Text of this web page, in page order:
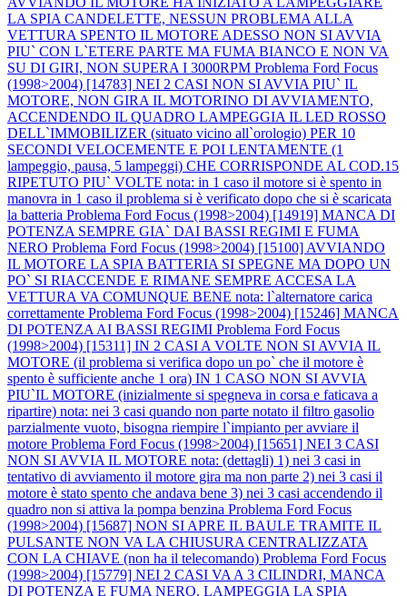
LA SPIA CANDELETTE, NESSUN PROBLEMA ALLA
VETTURA SPENTO IL MOTORE ADESSO NON SI AVVIA
PIU` CON L`ETERE PARTE MA FUMA BIANCO E NON VA
SU DI GIRI, NON SUPERA I 3000RPM Problema Ford Focus
(1998>2004) [14783] NEI 2 CASI NON SI AVVIA PIU` IL
MOTORE, NON GIRA IL MOTORINO DI AVVIAMENTO,
ACCENDENDO IL QUADRO LAMPEGGIA IL LED ROSSO
DELL`IMMOBILIZER (situato vicino all`orologio) PER 10
SECONDI VELOCEMENTE E POI LENTAMENTE (1
lampeggio, pausa, 5 lampeggi) CHE CORRISPONDE AL COD.15
RIPETUTO PIU` VOLTE nota: in 1 caso il motore si è spento in
manovra in 1 caso il problema si è verificato dopo che si è scaricata
la batteria Problema Ford Focus (1998>2004) [14919] MANCA DI
POTENZA SEMPRE GIA` DAI BASSI REGIMI E FUMA
NERO Problema Ford Focus (1998>2004) [15100] AVVIANDO
IL MOTORE LA SPIA BATTERIA SI SPEGNE MA DOPO UN
PO` SI RIACCENDE E RIMANE SEMPRE ACCESA LA
VETTURA VA COMUNQUE BENE nota: l`alternatore carica
correttamente Problema Ford Focus (1998>2004) [15246] MANCA
DI POTENZA AI BASSI REGIMI Problema Ford Focus
(1998>2004) [15311] IN 2 CASI A VOLTE NON SI AVVIA IL
MOTORE (il problema si verifica dopo un po` che il motore è
spento è sufficiente anche 1 ora) IN 1 CASO NON SI AVVIA
PIU`IL MOTORE (inizialmente si spegneva in corsa e faticava a
ripartire) nota: nei 3 casi quando non parte notato il filtro gasolio
parzialmente vuoto, bisogna riempire l`impianto per avviare il
motore Problema Ford Focus (1998>2004) [15651] NEI 3 CASI
NON SI AVVIA IL MOTORE nota: (dettagli) 1) nei 3 casi in
tentativo di avviamento il motore gira ma non parte 2) nei 3 casi il
motore è stato spento che andava bene 3) nei 3 casi accendendo il
quadro non si attiva la pompa benzina Problema Ford Focus
(1998>2004) [15687] NON SI APRE IL BAULE TRAMITE IL
PULSANTE NON VA LA CHIUSURA CENTRALIZZATA
CON LA CHIAVE (non ha il telecomando) Problema Ford Focus
(1998>2004) [15779] NEI 2 CASI VA A 3 CILINDRI, MANCA
DI POTENZA E FUMA NERO. LAMPEGGIA LA SPIA